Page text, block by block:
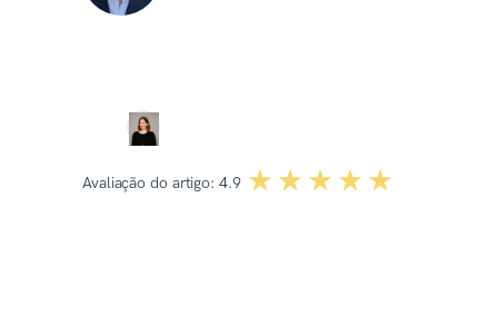
Avaliação do artigo: 4.9 ☆☆☆☆☆
★★★★★